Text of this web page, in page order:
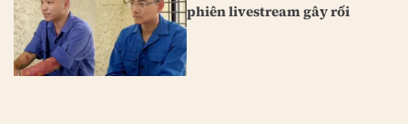
phiên livestream gây rối